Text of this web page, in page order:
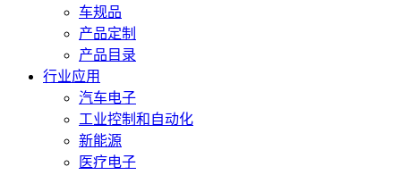
车规品
产品定制
产品目录
行业应用
汽车电子
工业控制和自动化
新能源
医疗电子